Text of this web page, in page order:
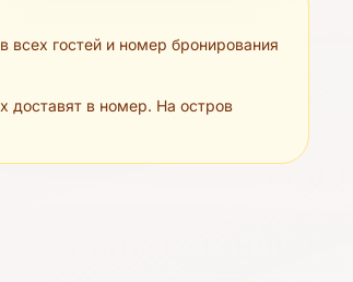
всех гостей и номер бронирования
доставят в номер. На остров